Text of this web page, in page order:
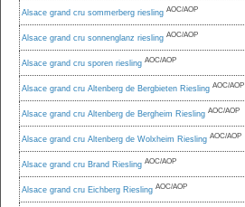
Alsace grand cru sommerberg riesling AOC/AOP
Alsace grand cru sonnenglanz riesling AOC/AOP
Alsace grand cru sporen riesling AOC/AOP
Alsace grand cru Altenberg de Bergbieten Riesling AOC/AOP
Alsace grand cru Altenberg de Bergheim Riesling AOC/AOP
Alsace grand cru Altenberg de Wolxheim Riesling AOC/AOP
Alsace grand cru Brand Riesling AOC/AOP
Alsace grand cru Eichberg Riesling AOC/AOP